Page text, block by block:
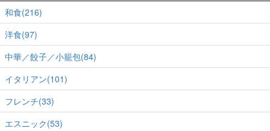
和食(216)
洋食(97)
中華／餃子／小籠包(84)
イタリアン(101)
フレンチ(33)
エスニック(53)